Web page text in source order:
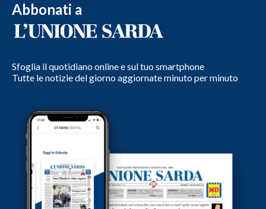
Abbonati a
Sfoglia il quotidiano online e sul tuo smartphone
Tutte le notizie del giorno aggiornate minuto per minuto